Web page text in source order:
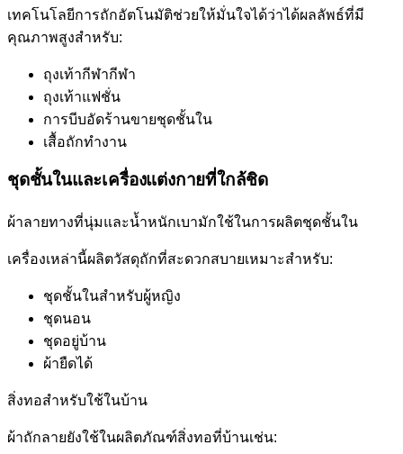
เทคโนโลยีการถักอัตโนมัติช่วยให้มั่นใจได้ว่าได้ผลลัพธ์ที่มี
คุณภาพสูงสำหรับ:
ถุงเท้ากีฬากีฬา
ถุงเท้าแฟชั่น
การบีบอัดร้านขายชุดชั้นใน
เสื้อถักทำงาน
ชุดชั้นในและเครื่องแต่งกายที่ใกล้ชิด
ผ้าลายทางที่นุ่มและน้ำหนักเบามักใช้ในการผลิตชุดชั้นใน
เครื่องเหล่านี้ผลิตวัสดุถักที่สะดวกสบายเหมาะสำหรับ:
ชุดชั้นในสำหรับผู้หญิง
ชุดนอน
ชุดอยู่บ้าน
ผ้ายืดได้
สิ่งทอสำหรับใช้ในบ้าน
ผ้าถักลายยังใช้ในผลิตภัณฑ์สิ่งทอที่บ้านเช่น: